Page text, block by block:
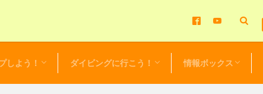
しよう！ ダイビングに行こう！ 情報ボックス